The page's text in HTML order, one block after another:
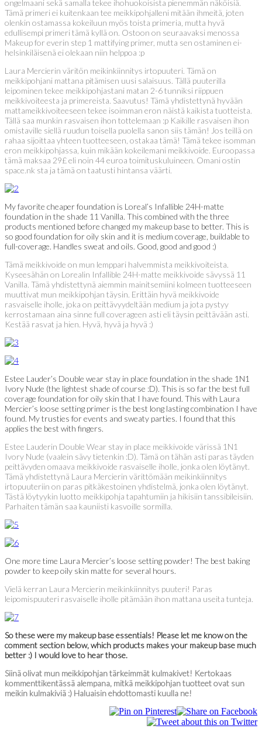
ongelmaani sekä samalla tekee ihohuokoisista pienemmän näköisiä.
Tämä primeri ei kuitenkaan tee meikkipohjalleni mitään ihmeitä, joten
olenkin ostamassa kokeiluun myös toista primeria, mutta hyvä
edullisempi primeri tämä kyllä on. Ostoon on seuraavaksi menossa
Makeup for everin step 1 mattifying primer, mutta sen ostaminen ei-
helsinkiläisenä ei olekaan niin helppoa :p
Laura Mercierin väritön meikinkiinnitys irtopuuteri. Tämä on
meikkipohjani mattana pitämisen uusi salaisuus. Tällä puuterilla
leipominen tekee meikkipohjastani matan 2-6 tunniksi riippuen
meikkivoiteesta ja primereista. Saavutus! Tämä yhdistettynä hyvään
mattameikkivoiteeseen tekee isoimman eron näistä kaikista tuotteista.
Tällä saa munkin rasvaisen ihon tottelemaan :p Kaikille rasvaisen ihon
omistaville siellä ruudun toisella puolella sanon siis tämän! Jos teillä on
rahaa sijoittaa yhteen tuotteeseen, ostakaa tämä! Tämä tekee isomman
eron meikkipohjassa, kuin mikään kokeilemani meikkivoide. Euroopassa
tämä maksaa 29£ eli noin 44 euroa toimituskuluineen. Omani ostin
space.nk sta ja tämä on taatusti hintansa väärti.
My favorite cheaper foundation is Loreal’s Infallible 24H-matte
foundation in the shade 11 Vanilla. This combined with the three
products mentioned before changed my makeup base to better. This is
so good foundation for oily skin and it is medium coverage, buildable to
full-coverage. Handles sweat and oils. Good, good and good :)
Tämä meikkivoide on mun lemppari halvemmista meikkivoiteista.
Kyseesähän on Lorealin Infallible 24H-matte meikkivoide sävyssä 11
Vanilla. Tämä yhdistettynä aiemmin mainitsemiini kolmeen tuotteeseen
muuttivat mun meikkipohjan täysin. Erittäin hyvä meikkivoide
rasvaiselle iholle, joka on peittävyydeltään medium ja jota pystyy
kerrostamaan aina sinne full coverageen asti eli täysin peittävään asti.
Kestää rasvat ja hien. Hyvä, hyvä ja hyvä :)
Estee Lauder’s Double wear stay in place foundation in the shade 1N1
Ivory Nude (the lightest shade of course :D). This is so far the best full
coverage foundation for oily skin that I have found. This with Laura
Mercier’s loose setting primer is the best long lasting combination I have
found. My trusties for events and sweaty parties. I found that this
applies the best with fingers.
Estee Lauderin Double Wear stay in place meikkivoide värissä 1N1
Ivory Nude (vaalein sävy tietenkin :D). Tämä on tähän asti paras täyden
peittävyden omaava meikkivoide rasvaiselle iholle, jonka olen löytänyt.
Tämä yhdistettynä Laura Mercierin värittömään meikinkiinnitys
irtopuuteriin on paras pitkäkestoinen yhdistelmä, jonka olen löytänyt.
Tästä löytyykin luotto meikkipohja tapahtumiin ja hikisiin tanssibileisiin.
Parhaiten tämän saa kauniisti kasvoille sormilla.
One more time Laura Mercier’s loose setting powder! The best baking
powder to keep oily skin matte for several hours.
Vielä kerran Laura Mercierin meikinkiinnitys puuteri! Paras
leipomispuuteri rasvaiselle iholle pitämään ihon mattana useita tunteja.
So these were my makeup base essentials! Please let me know on the
comment section below, which products makes your makeup base much
better :) I would love to hear those.
Siinä olivat mun meikkipohjan tärkeimmät kulmakivet! Kertokaas
kommenttikentässä alempana, mitkä meikkipohjan tuotteet ovat sun
meikin kulmakiviä :) Haluaisin ehdottomasti kuulla ne!